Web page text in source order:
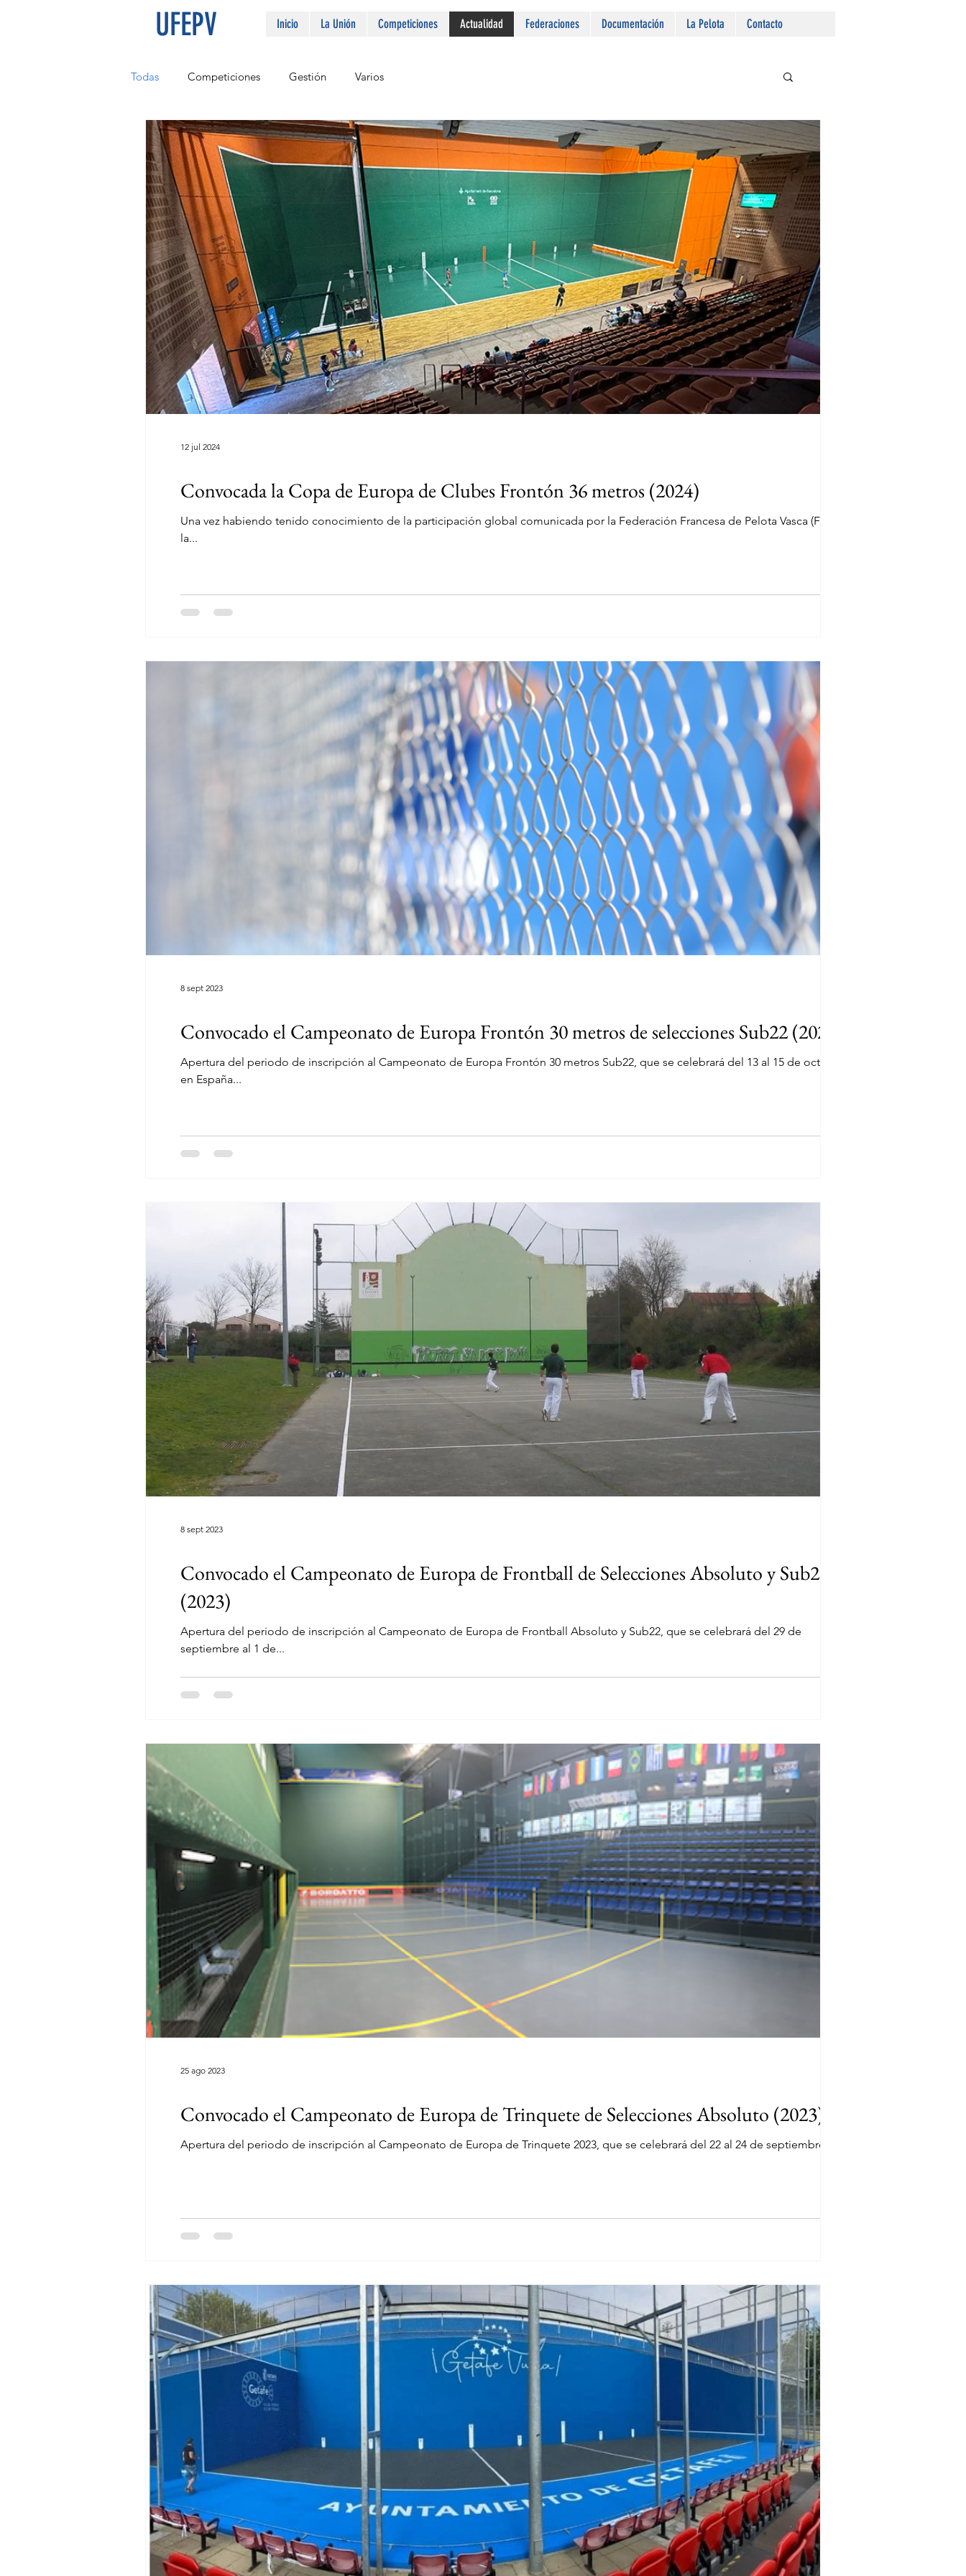
UFEPV Inicio La Unión Competiciones Actualidad Federaciones Documentación La Pelota Contacto
Todas Competiciones Gestión Varios
Convocada la Copa de Europa de Clubes Frontón 36 metros (2024)
Una vez habiendo tenido conocimiento de la participación global comunicada por la Federación Francesa de Pelota Vasca (FFPB) a
la...
12 jul 2024
Convocado el Campeonato de Europa Frontón 30 metros de selecciones Sub22 (2023)
Apertura del periodo de inscripción al Campeonato de Europa Frontón 30 metros Sub22, que se celebrará del 13 al 15 de octubre
en España...
8 sept 2023
Convocado el Campeonato de Europa de Frontball de Selecciones Absoluto y Sub22
(2023)
Apertura del periodo de inscripción al Campeonato de Europa de Frontball Absoluto y Sub22, que se celebrará del 29 de
septiembre al 1 de...
8 sept 2023
Convocado el Campeonato de Europa de Trinquete de Selecciones Absoluto (2023)
Apertura del periodo de inscripción al Campeonato de Europa de Trinquete 2023, que se celebrará del 22 al 24 de septiembre en...
25 ago 2023